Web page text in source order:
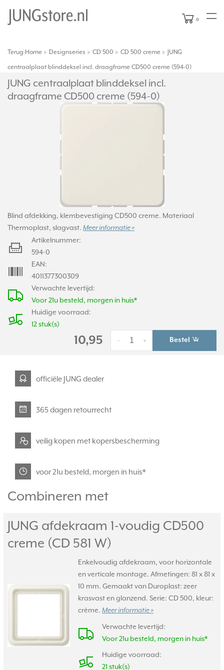
0
Terug Home Designseries CD 500 CD 500 creme JUNG
centraalplaat blinddeksel incl. draagframe CD500 creme (594-0)
JUNG centraalplaat blinddeksel incl.
draagframe CD500 creme (594-0)
Blind afdekking, klembevestiging CD500 creme. Materiaal
Thermoplast, slagvast. Meer informatie »
Verwachte levertijd:
Voor 21u besteld, morgen in huis*
Huidige voorraad:
12 stuk(s)
Artikelnummer:
594-0
EAN:
4011377300309
10,95 +
- Bestel
officiële JUNG dealer
365 dagen retourrecht
veilig kopen met kopersbescherming
voor 21u besteld, morgen in huis*
Combineren met
JUNG afdekraam 1-voudig CD500
creme (CD 581 W)
Enkelvoudig afdekraam, voor horizontale
en verticale montage. Afmetingen: 81 x 81 x
10 mm. Gemaakt van Duroplast: zeer
krasvast en glanzend. Serie: CD 500, kleur:
crème. Meer informatie »
Verwachte levertijd:
Voor 21u besteld, morgen in huis*
Huidige voorraad:
21 stuk(s)